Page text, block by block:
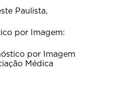
Paulista,
por Imagem:
por Imagem
Médica